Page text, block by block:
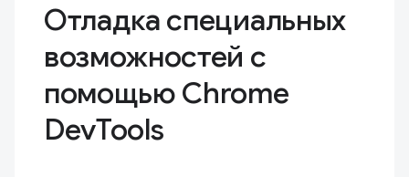
Отладка специальных
возможностей с
помощью Chrome
DevTools